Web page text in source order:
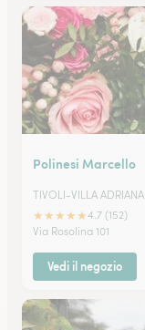
Polinesi Marcello
TIVOLI-VILLA ADRIANA
★★★★★4.7 (152)
Via Rosolina 101
Vedi il negozio